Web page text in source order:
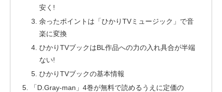
安く!
余ったポイントは「ひかりTVミュージック」で音
楽に変換
ひかりTVブックはBL作品への力の入れ具合が半端
ない!
ひかりTVブックの基本情報
「D.Gray-man」4巻が無料で読めるうえに定価の